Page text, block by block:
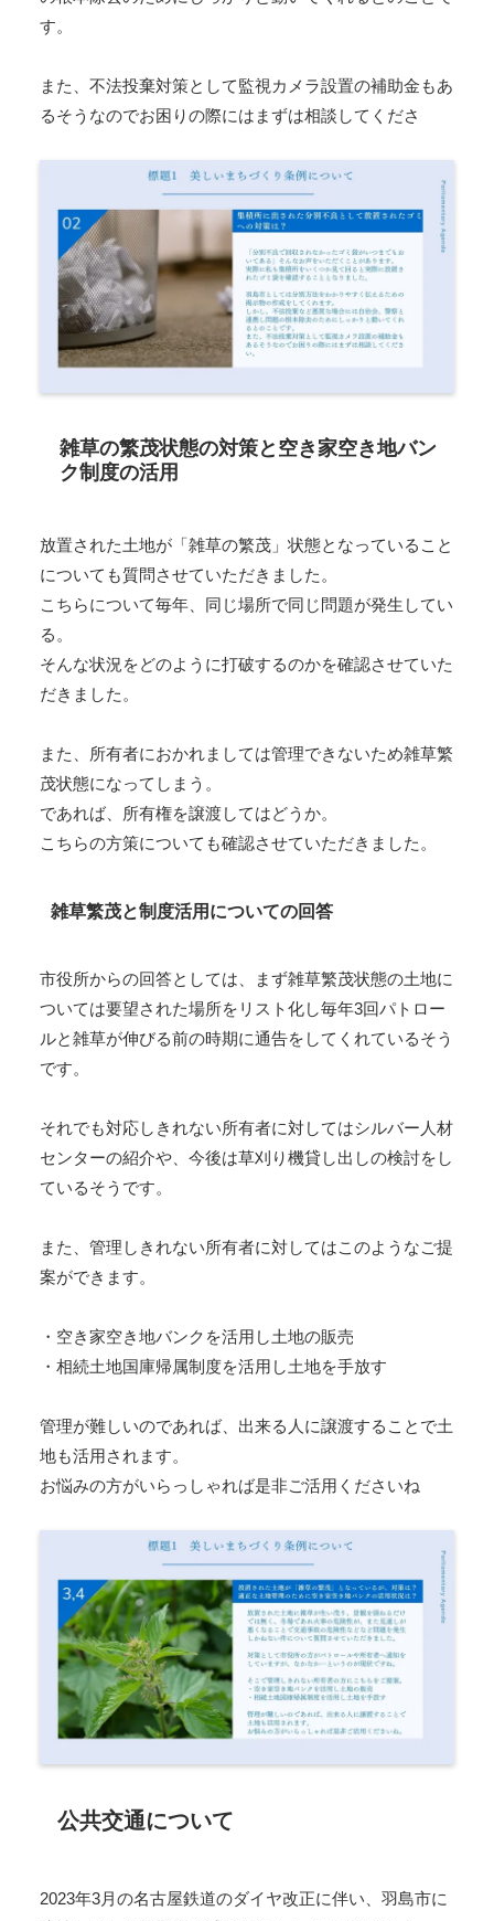
す。
また、不法投棄対策として監視カメラ設置の補助金もあ
るそうなのでお困りの際にはまずは相談してくださ
雑草の繁茂状態の対策と空き家空き地バン
ク制度の活用
放置された土地が「雑草の繁茂」状態となっていること
についても質問させていただきました。
こちらについて毎年、同じ場所で同じ問題が発生してい
る。
そんな状況をどのように打破するのかを確認させていた
だきました。
また、所有者におかれましては管理できないため雑草繁
茂状態になってしまう。
であれば、所有権を譲渡してはどうか。
こちらの方策についても確認させていただきました。
雑草繁茂と制度活用についての回答
市役所からの回答としては、まず雑草繁茂状態の土地に
ついては要望された場所をリスト化し毎年3回パトロー
ルと雑草が伸びる前の時期に通告をしてくれているそう
です。
それでも対応しきれない所有者に対してはシルバー人材
センターの紹介や、今後は草刈り機貸し出しの検討をし
ているそうです。
また、管理しきれない所有者に対してはこのようなご提
案ができます。
・空き家空き地バンクを活用し土地の販売
・相続土地国庫帰属制度を活用し土地を手放す
管理が難しいのであれば、出来る人に譲渡することで土
地も活用されます。
お悩みの方がいらっしゃれば是非ご活用くださいね
公共交通について
2023年3月の名古屋鉄道のダイヤ改正に伴い、羽島市に